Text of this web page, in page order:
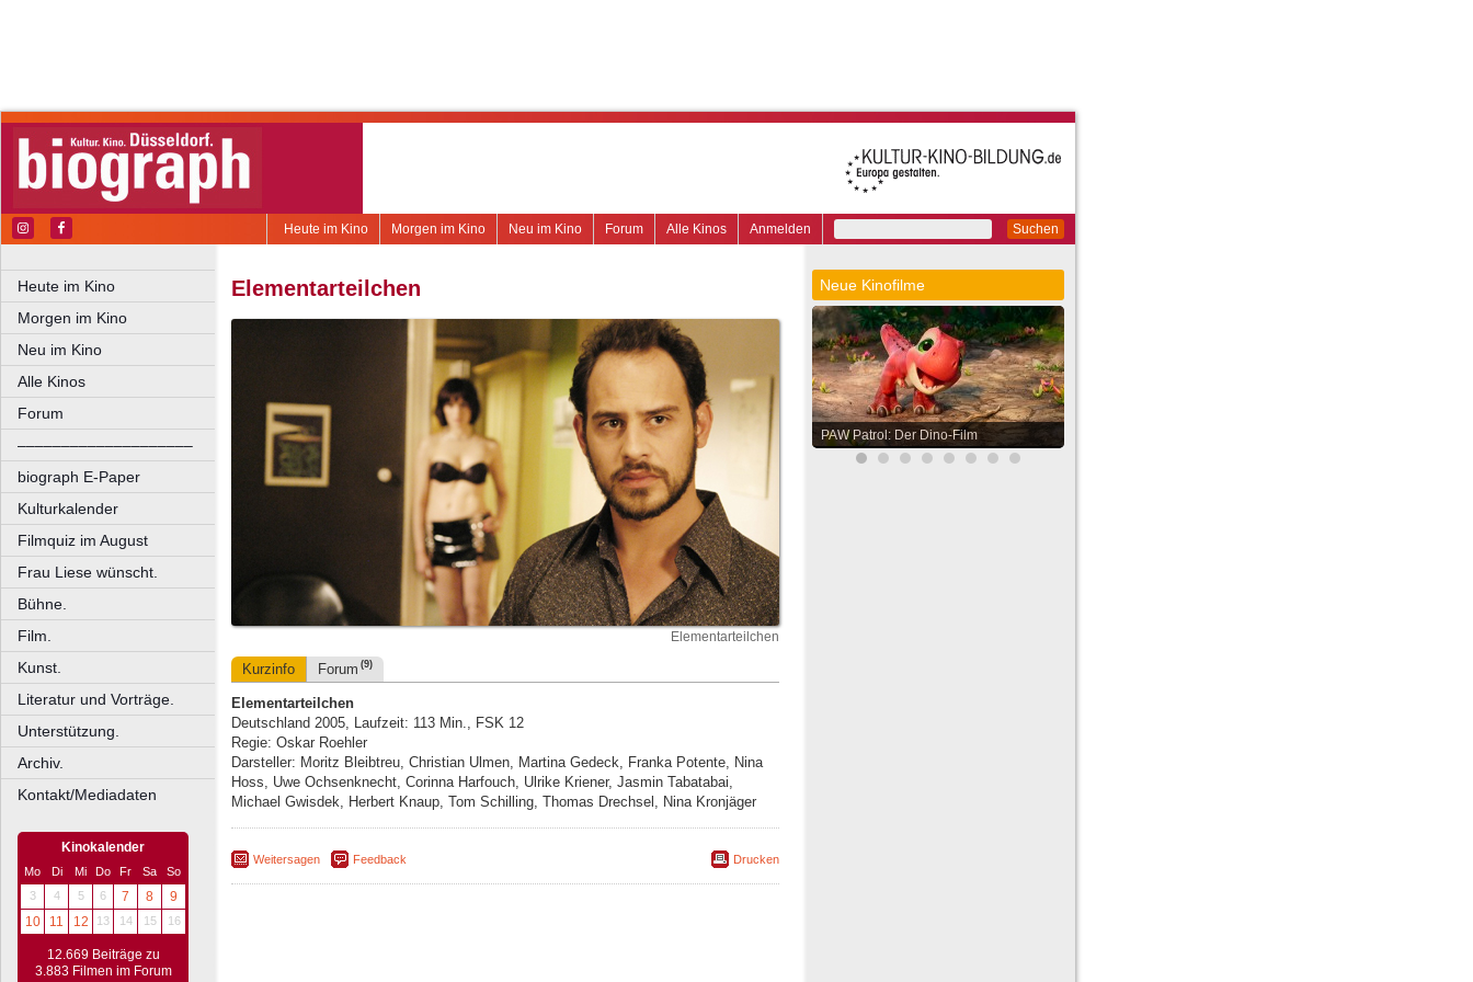
Suchen
Anmelden
Alle Kinos
Forum
Neu im Kino
Morgen im Kino
Heute im Kino
Heute im Kino
Morgen im Kino
Neu im Kino
Alle Kinos
Forum
––––––––––––––––––––
biograph E-Paper
Kulturkalender
Filmquiz im August
Frau Liese wünscht.
Bühne.
Film.
Kunst.
Literatur und Vorträge.
Unterstützung.
Archiv.
Kontakt/Mediadaten
Kinokalender
Mo Di Mi Do Fr Sa
So
3
4 5 6 7 8
9
10
11 12 13 14 15 16
12.669 Beiträge zu
3.883 Filmen im Forum
Elementarteilchen
Elementarteilchen
Kurzinfo Forum (9)
Elementarteilchen
Deutschland 2005, Laufzeit: 113 Min., FSK 12
Regie: Oskar Roehler
Darsteller: Moritz Bleibtreu, Christian Ulmen, Martina Gedeck, Franka Potente, Nina
Hoss, Uwe Ochsenknecht, Corinna Harfouch, Ulrike Kriener, Jasmin Tabatabai,
Michael Gwisdek, Herbert Knaup, Tom Schilling, Thomas Drechsel, Nina Kronjäger
Weitersagen Feedback Drucken
Neue Kinofilme
PAW Patrol: Der Dino-Film